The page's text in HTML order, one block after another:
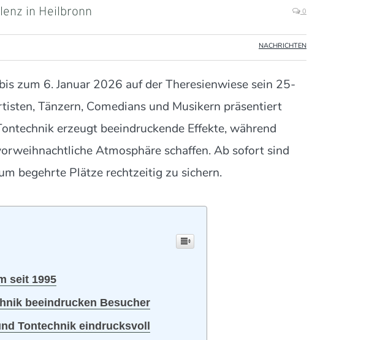
in Heilbronn 0
NACHRICHTEN
zum 6. Januar 2026 auf der Theresienwiese sein 25-
Tänzern, Comedians und Musikern präsentiert
erzeugt beeindruckende Effekte, während
Atmosphäre schaffen. Ab sofort sind
begehrte Plätze rechtzeitig zu sichern.
seit 1995
beeindrucken Besucher
Tontechnik eindrucksvoll